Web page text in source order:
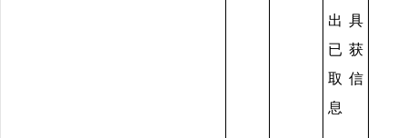
出具
已获
取信
息